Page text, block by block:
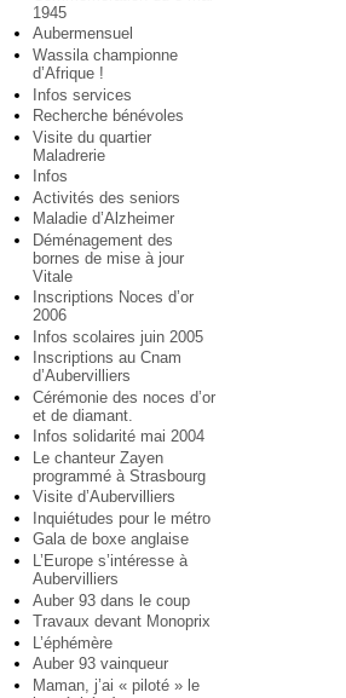
1945
Aubermensuel
Wassila championne
d’Afrique !
Infos services
Recherche bénévoles
Visite du quartier
Maladrerie
Infos
Activités des seniors
Maladie d’Alzheimer
Déménagement des
bornes de mise à jour
Vitale
Inscriptions Noces d’or
2006
Infos scolaires juin 2005
Inscriptions au Cnam
d’Aubervilliers
Cérémonie des noces d’or
et de diamant.
Infos solidarité mai 2004
Le chanteur Zayen
programmé à Strasbourg
Visite d’Aubervilliers
Inquiétudes pour le métro
Gala de boxe anglaise
L’Europe s’intéresse à
Aubervilliers
Auber 93 dans le coup
Travaux devant Monoprix
L’éphémère
Auber 93 vainqueur
Maman, j’ai « piloté » le